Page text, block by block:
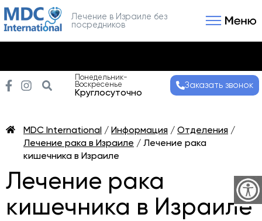
Лечение в Израиле без
посредников
Понедельник-
Воскресенье
Круглосуточно
Заказать звонок
MDC International / Информация / Отделения /
Лечение рака в Израиле / Лечение рака
кишечника в Израиле
Лечение рака
кишечника в Израиле